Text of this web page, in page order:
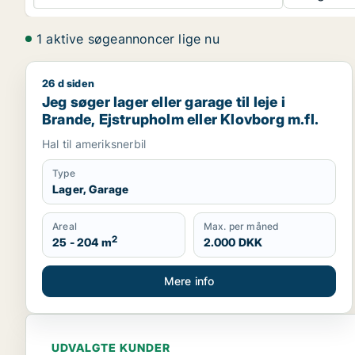
1 aktive søgeannoncer lige nu
Jeg søger lager eller garage til leje i Brande,
26 d siden
Jeg søger lager eller garage til leje i
Brande, Ejstrupholm eller Klovborg m.fl.
Hal til ameriksnerbil
Type
Lager, Garage
Areal
25 - 204 m2
Max. per måned
2.000 DKK
Mere info
UDVALGTE KUNDER